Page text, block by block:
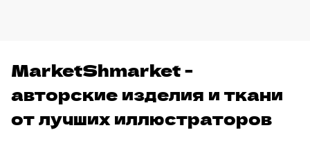
MarketShmarket -
авторские изделия и ткани
от лучших иллюстраторов